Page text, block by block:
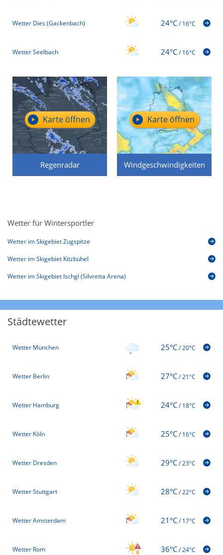
Wetter Dies (Gackenbach) 24°C/16°C
Wetter Seelbach 24°C/16°C
Regenradar
Karte öffnen
Windgeschwindigkeiten
Karte öffnen
Wetter für Wintersportler
Wetter im Skigebiet Zugspitze
Wetter im Skigebiet Kitzbühel
Wetter im Skigebiet Ischgl (Silvretta Arena)
Städtewetter
Wetter München 25°C/20°C
Wetter Berlin 27°C/21°C
Wetter Hamburg 24°C/18°C
Wetter Köln 25°C/16°C
Wetter Dresden 29°C/23°C
Wetter Stuttgart 28°C/22°C
Wetter Amsterdam 21°C/17°C
Wetter Rom 36°C/24°C